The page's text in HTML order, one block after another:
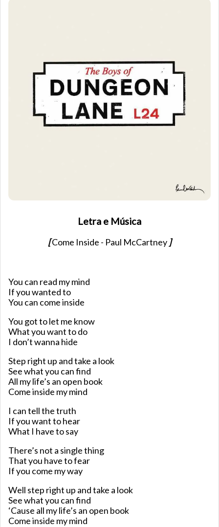
Letra e Música
[Come Inside - Paul McCartney ]
You can read my mind
If you wanted to
You can come inside
You got to let me know
What you want to do
I don’t wanna hide
Step right up and take a look
See what you can find
All my life’s an open book
Come inside my mind
I can tell the truth
If you want to hear
What I have to say
There’s not a single thing
That you have to fear
If you come my way
Well step right up and take a look
See what you can find
‘Cause all my life’s an open book
Come inside my mind